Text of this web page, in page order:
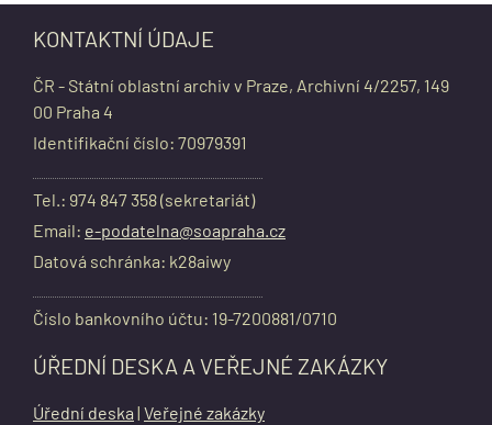
KONTAKTNÍ ÚDAJE
ČR - Státní oblastní archiv v Praze, Archivní 4/2257, 149
00 Praha 4
Identifikační číslo: 70979391
Tel.: 974 847 358 (sekretariát)
Email: e-podatelna@soapraha.cz
Datová schránka: k28aiwy
Číslo bankovního účtu: 19-7200881/0710
ÚŘEDNÍ DESKA A VEŘEJNÉ ZAKÁZKY
Úřední deska | Veřejné zakázky